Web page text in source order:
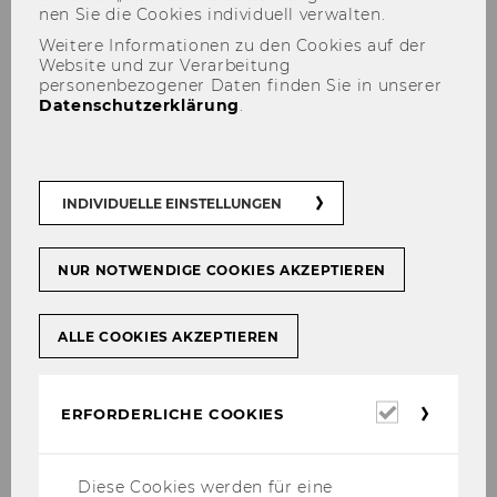
einem tol­len Pick­nick im Pra­ter den Start in
einen er­hol­sa­men Som­mer ein­ge­läu­tet. Drinks,
Häpp­chen und gute Musik…
24. April 2024
Unternehmensführung mittels
nen Sie die Coo­kies in­di­vi­du­ell ver­wal­ten.
Weitere Informationen zu den Cookies auf der
Website und zur Verarbeitung
personenbezogener Daten finden Sie in unserer
Datenschutzerklärung
INDIVIDUELLE EINSTELLUNGEN
NUR NOTWENDIGE COOKIES AKZEPTIEREN
ALLE COOKIES AKZEPTIEREN
ERFORDERLICHE COOKIES
Diese Cookies werden für eine